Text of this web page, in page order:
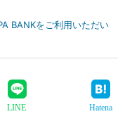
BANKをご利用いただい
LINE Hatena